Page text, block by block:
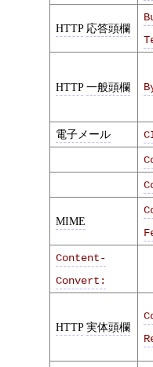
HTTP 応答頭欄
HTTP 一般頭欄
電子メール
MIME
Content-
Convert:
HTTP 実体頭欄